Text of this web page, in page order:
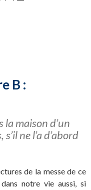
B :
maison d’un
ne l’a d’abord
de la messe de ce
dans notre vie aussi, si